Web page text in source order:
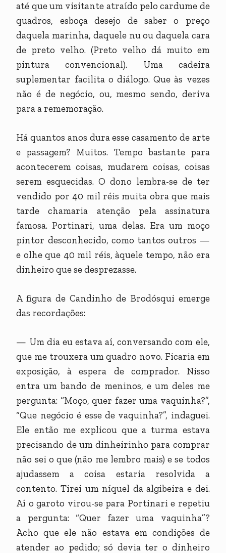
até que um visitante atraído pelo cardume de
quadros, esboça desejo de saber o preço
daquela marinha, daquele nu ou daquela cara
de preto velho. (Preto velho dá muito em
pintura convencional). Uma cadeira
suplementar facilita o diálogo. Que às vezes
não é de negócio, ou, mesmo sendo, deriva
para a rememoração.
Há quantos anos dura esse casamento de arte
e passagem? Muitos. Tempo bastante para
acontecerem coisas, mudarem coisas, coisas
serem esquecidas. O dono lembra-se de ter
vendido por 40 mil réis muita obra que mais
tarde chamaria atenção pela assinatura
famosa. Portinari, uma delas. Era um moço
pintor desconhecido, como tantos outros —
e olhe que 40 mil réis, àquele tempo, não era
dinheiro que se desprezasse.
A figura de Candinho de Brodósqui emerge
das recordações:
— Um dia eu estava aí, conversando com ele,
que me trouxera um quadro novo. Ficaria em
exposição, à espera de comprador. Nisso
entra um bando de meninos, e um deles me
pergunta: “Moço, quer fazer uma vaquinha?”,
“Que negócio é esse de vaquinha?”, indaguei.
Ele então me explicou que a turma estava
precisando de um dinheirinho para comprar
não sei o que (não me lembro mais) e se todos
ajudassem a coisa estaria resolvida a
contento. Tirei um níquel da algibeira e dei.
Aí o garoto virou-se para Portinari e repetiu
a pergunta: “Quer fazer uma vaquinha”?
Acho que ele não estava em condições de
atender ao pedido; só devia ter o dinheiro